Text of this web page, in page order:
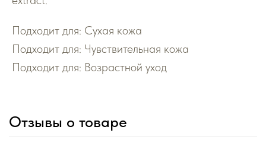
Подходит для: Сухая кожа
Подходит для: Чувствительная кожа
Подходит для: Возрастной уход
Отзывы о товаре